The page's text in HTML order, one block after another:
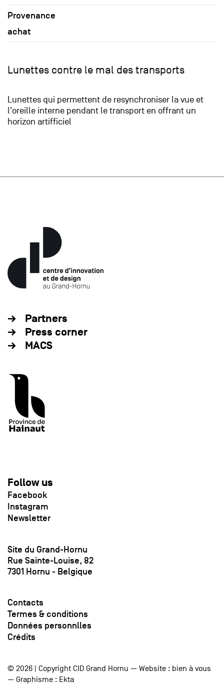
Provenance
achat
Lunettes contre le mal des transports
Lunettes qui permettent de resynchroniser la vue et
l'oreille interne pendant le transport en offrant un
horizon artifficiel
Partners
Press corner
MACS
Follow us
Facebook
Instagram
Newsletter
Site du Grand-Hornu
Rue Sainte-Louise, 82
7301 Hornu - Belgique
Contacts
Termes & conditions
Données personnlles
Crédits
© 2026 | Copyright CID Grand Hornu — Website : bien à vous
— Graphisme : Ekta